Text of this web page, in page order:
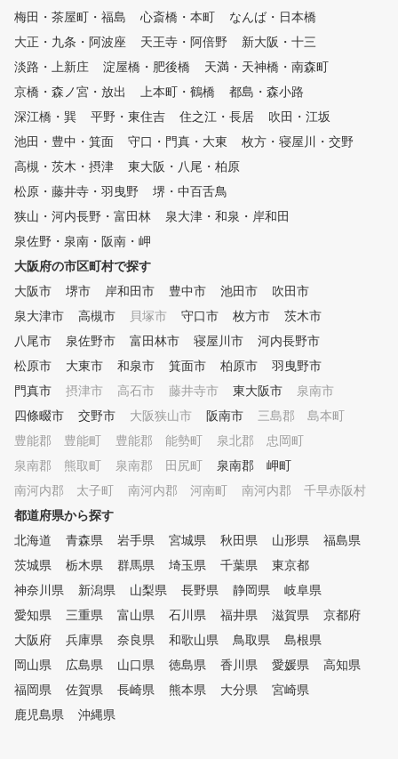
できる 打席は24時間予約可能
。 アプローチエリアも完備し
、幅広い練習に対応しています
。 ●スイング分析（Santana）
高精度スイング分析で上達を可
視化 1/1000秒の高速撮影によ
ク。 データ保存で過去との比
較も可能です。 ●弾道測定（Pri
zm-POD） インパクトの真実を
可視化 高精度センサーでボー
ルやヘッドの動きを詳細に解析
。 ラウンドモードで実戦に近
ティ 顔認証で安心・快適に利
用 顔認証システム導入により
、手ぶらで入館可能。 24時間
、安全・安心にご利用いただけ
ます。 ●併設ジム 24時間使え
る本格トレーニング環境 約200
トマシン約40種を完備。 スト
レッチ・機能改善エリアもあり
、ゴルフ上達をトータルサポー
ト。
そうでなかった「レッス
放題」を実現しておりま
ゴルフの上達を目指す皆
入会を、心よりお待ちし
していただき、ぜひ皆様
を達成してください。 親
教え方で定評がある、元
球選手 近田豊年プロのレ
梅田・茶屋町・福島
心斎橋・本町
なんば・日本橋
大正・九条・阿波座
天王寺・阿倍野
新大阪・十三
淡路・上新庄
淀屋橋・肥後橋
天満・天神橋・南森町
京橋・森ノ宮・放出
上本町・鶴橋
都島・森小路
深江橋・巽
平野・東住吉 住之江・長居
吹田・江坂
池田・豊中・箕面
守口・門真・大東
枚方・寝屋川・交野
高槻・茨木・摂津
東大阪・八尾・柏原
松原・藤井寺・羽曳野
堺・中百舌鳥
狭山・河内長野・富田林
泉大津・和泉・岸和田
泉佐野・泉南・阪南・岬
大阪府の市区町村で探す
大阪市
堺市 岸和田市 豊中市 池田市
吹田市
泉大津市
高槻市 貝塚市 守口市 枚方市
茨木市
八尾市
泉佐野市 富田林市 寝屋川市
河内長野市
松原市
大東市 和泉市 箕面市 柏原市
羽曳野市
門真市
摂津市 高石市 藤井寺市 東大阪市
泉南市
四條畷市
交野市 大阪狭山市 阪南市
三島郡 島本町
豊能郡 豊能町
豊能郡 能勢町
泉北郡 忠岡町
泉南郡 熊取町
泉南郡 田尻町
泉南郡 岬町
南河内郡 太子町
南河内郡 河南町
南河内郡 千早赤阪村
都道府県から探す
北海道
青森県 岩手県 宮城県 秋田県 山形県
福島県
茨城県
栃木県 群馬県 埼玉県 千葉県
東京都
神奈川県
新潟県 山梨県 長野県 静岡県
岐阜県
愛知県
三重県 富山県 石川県 福井県 滋賀県
京都府
大阪府
兵庫県 奈良県 和歌山県 鳥取県
島根県
岡山県
広島県 山口県 徳島県 香川県 愛媛県
高知県
福岡県
佐賀県 長崎県 熊本県 大分県
宮崎県
鹿児島県
沖縄県